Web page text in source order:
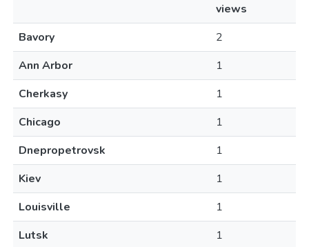
views
Bavory
2
Ann Arbor
1
Cherkasy
1
Chicago
1
Dnepropetrovsk
1
Kiev
1
Louisville
1
Lutsk
1